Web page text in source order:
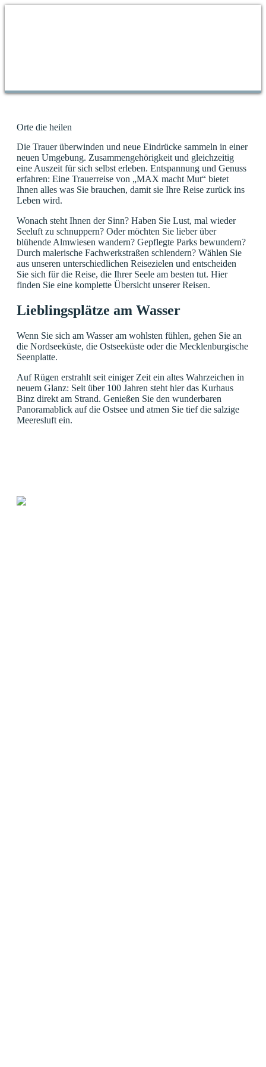
Orte die heilen
Die Trauer überwinden und neue Eindrücke sammeln in einer
neuen Umgebung. Zusammengehörigkeit und gleichzeitig
eine Auszeit für sich selbst erleben. Entspannung und Genuss
erfahren: Eine Trauerreise von „MAX macht Mut“ bietet
Ihnen alles was Sie brauchen, damit sie Ihre Reise zurück ins
Leben wird.
Wonach steht Ihnen der Sinn? Haben Sie Lust, mal wieder
Seeluft zu schnuppern? Oder möchten Sie lieber über
blühende Almwiesen wandern? Gepflegte Parks bewundern?
Durch malerische Fachwerkstraßen schlendern? Wählen Sie
aus unseren unterschiedlichen Reisezielen und entscheiden
Sie sich für die Reise, die Ihrer Seele am besten tut. Hier
finden Sie eine komplette Übersicht unserer Reisen.
Lieblingsplätze am Wasser
Wenn Sie sich am Wasser am wohlsten fühlen, gehen Sie an
die Nordseeküste, die Ostseeküste oder die Mecklenburgische
Seenplatte.
Auf Rügen erstrahlt seit einiger Zeit ein altes Wahrzeichen in
neuem Glanz: Seit über 100 Jahren steht hier das Kurhaus
Binz direkt am Strand. Genießen Sie den wunderbaren
Panoramablick auf die Ostsee und atmen Sie tief die salzige
Meeresluft ein.